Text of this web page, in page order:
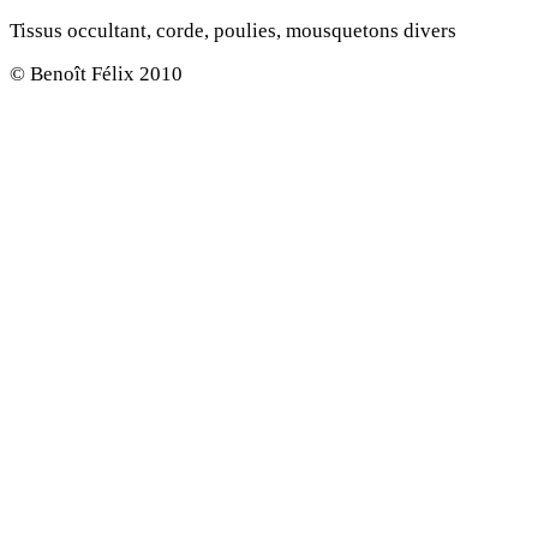
Tissus occultant, corde, poulies, mousquetons divers
© Benoît Félix 2010